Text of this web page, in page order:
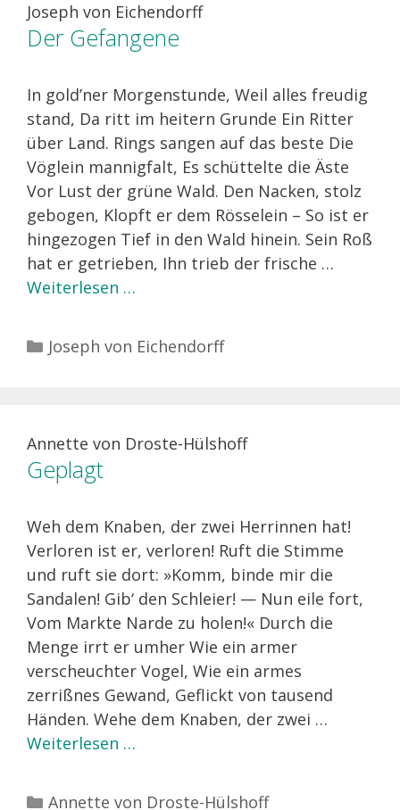
Joseph von Eichendorff
Der Gefangene
In gold’ner Morgenstunde, Weil alles freudig
stand, Da ritt im heitern Grunde Ein Ritter
über Land. Rings sangen auf das beste Die
Vöglein mannigfalt, Es schüttelte die Äste
Vor Lust der grüne Wald. Den Nacken, stolz
gebogen, Klopft er dem Rösselein – So ist er
hingezogen Tief in den Wald hinein. Sein Roß
hat er getrieben, Ihn trieb der frische …
Weiterlesen …
Kategorien
Joseph von Eichendorff
Annette von Droste-Hülshoff
Geplagt
Weh dem Knaben, der zwei Herrinnen hat!
Verloren ist er, verloren! Ruft die Stimme
und ruft sie dort: »Komm, binde mir die
Sandalen! Gib‘ den Schleier! — Nun eile fort,
Vom Markte Narde zu holen!« Durch die
Menge irrt er umher Wie ein armer
verscheuchter Vogel, Wie ein armes
zerrißnes Gewand, Geflickt von tausend
Händen. Wehe dem Knaben, der zwei …
Weiterlesen …
Kategorien
Annette von Droste-Hülshoff